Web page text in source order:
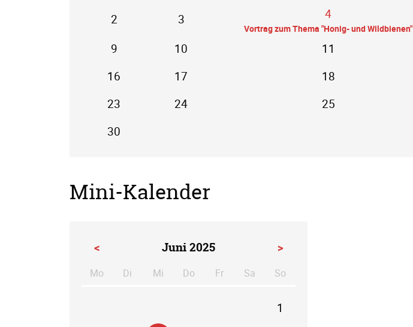
2
3 4
Vortrag zum Thema "Honig- und Wildbienen"
9
10 11
16
17 18
23
24 25
30
Mini-Kalender
< Juni 2025 >
Mo ntagDi enstag
Mi ttwoch
Do nnerstag
Fr eitagSa mstag
So
1